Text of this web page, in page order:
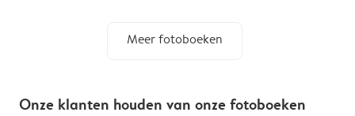
Meer fotoboeken
Onze klanten houden van onze fotoboeken